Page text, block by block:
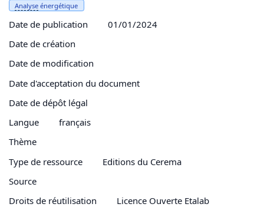
Analyse énergétique
Date de publication
01/01/2024
Date de création
Date de modification
Date d'acceptation du document
Date de dépôt légal
Langue
français
Thème
Type de ressource
Editions du Cerema
Source
Droits de réutilisation
Licence Ouverte Etalab